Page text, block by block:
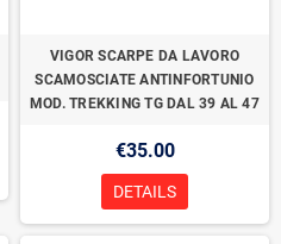
VIGOR SCARPE DA LAVORO
SCAMOSCIATE ANTINFORTUNIO
MOD. TREKKING TG DAL 39 AL 47
€35.00
DETAILS